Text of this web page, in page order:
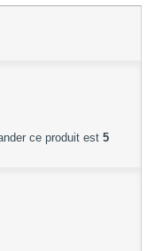
ce produit est 5